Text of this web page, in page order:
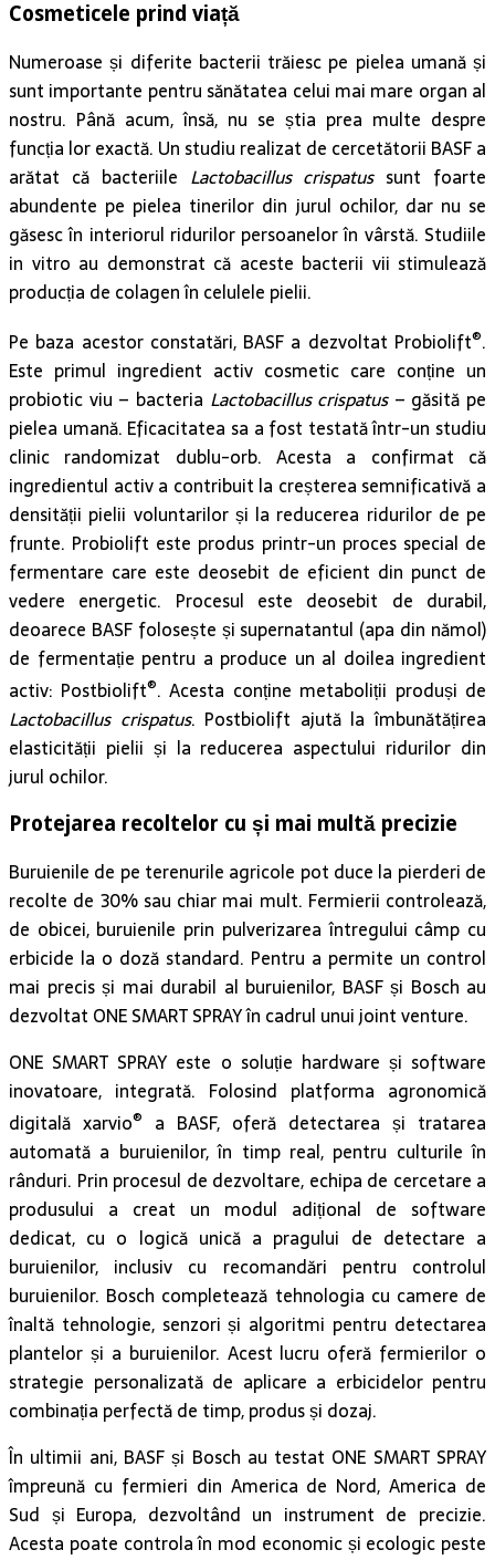
Cosmeticele prind viață
Numeroase și diferite bacterii trăiesc pe pielea umană și
sunt importante pentru sănătatea celui mai mare organ al
nostru. Până acum, însă, nu se știa prea multe despre
funcția lor exactă. Un studiu realizat de cercetătorii BASF a
arătat că bacteriile Lactobacillus crispatussunt foarte
abundente pe pielea tinerilor din jurul ochilor, dar nu se
găsesc în interiorul ridurilor persoanelor în vârstă. Studiile
in vitro au demonstrat că aceste bacterii vii stimulează
producția de colagen în celulele pielii.
Pe baza acestor constatări, BASF a dezvoltat Probiolift®.
Este primul ingredient activ cosmetic care conține un
probiotic viu – bacteria Lactobacillus crispatus– găsită pe
pielea umană. Eficacitatea sa a fost testată într-un studiu
clinic randomizat dublu-orb. Acesta a confirmat că
ingredientul activ a contribuit la creșterea semnificativă a
densității pielii voluntarilor și la reducerea ridurilor de pe
frunte. Probiolift este produs printr-un proces special de
fermentare care este deosebit de eficient din punct de
vedere energetic. Procesul este deosebit de durabil,
deoarece BASF folosește și supernatantul (apa din nămol)
de fermentație pentru a produce un al doilea ingredient
activ: Postbiolift®. Acesta conține metaboliții produși de
Lactobacillus crispatus. Postbiolift ajută la îmbunătățirea
elasticității pielii și la reducerea aspectului ridurilor din
jurul ochilor.
Protejarea recoltelor cu și mai multă precizie
Buruienile de pe terenurile agricole pot duce la pierderi de
recolte de 30% sau chiar mai mult. Fermierii controlează,
de obicei, buruienile prin pulverizarea întregului câmp cu
erbicide la o doză standard. Pentru a permite un control
mai precis și mai durabil al buruienilor, BASF și Bosch au
dezvoltat ONE SMART SPRAY în cadrul unui joint venture.
ONE SMART SPRAY este o soluție hardware și software
inovatoare, integrată. Folosind platforma agronomică
digitală xarvio® a BASF, oferă detectarea și tratarea
automată a buruienilor, în timp real, pentru culturile în
rânduri. Prin procesul de dezvoltare, echipa de cercetare a
produsului a creat un modul adițional de software
dedicat, cu o logică unică a pragului de detectare a
buruienilor, inclusiv cu recomandări pentru controlul
buruienilor. Bosch completează tehnologia cu camere de
înaltă tehnologie, senzori și algoritmi pentru detectarea
plantelor și a buruienilor. Acest lucru oferă fermierilor o
strategie personalizată de aplicare a erbicidelor pentru
combinația perfectă de timp, produs și dozaj.
În ultimii ani, BASF și Bosch au testat ONE SMART SPRAY
împreună cu fermieri din America de Nord, America de
Sud și Europa, dezvoltând un instrument de precizie.
Acesta poate controla în mod economic și ecologic peste